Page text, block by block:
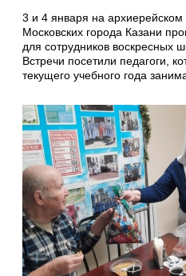
3 и 4 января на архиерейском
Московских города Казани
для сотрудников воскресных
Встречи посетили педагоги,
текущего учебного года